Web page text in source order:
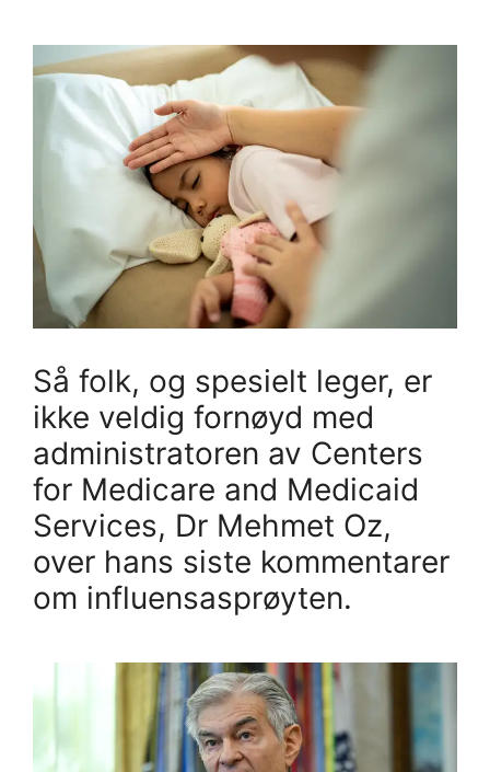
Så folk, og spesielt leger, er
ikke veldig fornøyd med
administratoren av Centers
for Medicare and Medicaid
Services, Dr Mehmet Oz,
over hans siste kommentarer
om influensasprøyten.